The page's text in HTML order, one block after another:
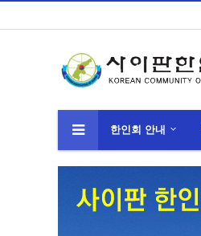
한인회 안내